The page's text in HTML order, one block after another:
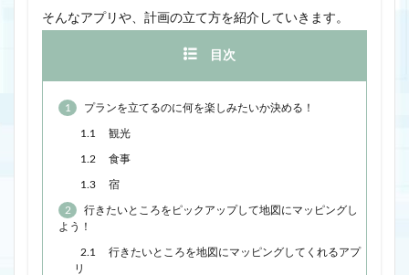
そんなアプリや、計画の立て方を紹介していきます。
目次
1 プランを立てるのに何を楽しみたいか決める！
1.1 観光
1.2 食事
1.3 宿
2
行きたいところをピックアップして地図にマッピングし
よう！
2.1
行きたいところを地図にマッピングしてくれるアプ
リ